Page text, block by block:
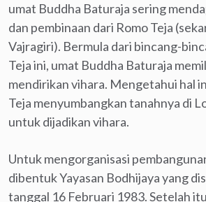
umat Buddha Baturaja sering
dan pembinaan dari Romo Teja
Vajragiri). Bermula dari bincang-
Teja ini, umat Buddha Baturaja
mendirikan vihara. Mengetahui hal
Teja menyumbangkan tanahnya di
untuk dijadikan vihara.
Untuk mengorganisasi
dibentuk Yayasan Bodhijaya yang
tanggal 16 Februari 1983. Setelah